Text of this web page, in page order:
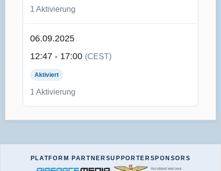
1 Aktivierung
06.09.2025
12:47 - 17:00 (CEST)
Aktiviert
1 Aktivierung
PLATFORM PARTNERSUPPORTERSPONSORS